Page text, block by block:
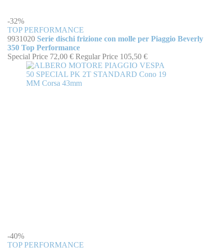
-32%
TOP PERFORMANCE
9931020 Serie dischi frizione con molle per Piaggio Beverly
350 Top Performance
Special Price 72,00 € Regular Price 105,50 €
-40%
TOP PERFORMANCE